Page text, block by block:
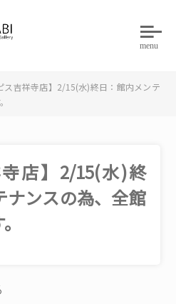
menu
ス吉祥寺店】2/15(水)終日：館内メンテ
寺店】2/15(水)終
ナンスの為、全館